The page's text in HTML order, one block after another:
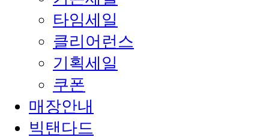
타임세일
클리어런스
기획세일
쿠폰
매장안내
빅탠다드